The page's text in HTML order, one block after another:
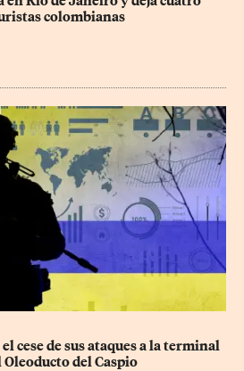
colombianas
cese de sus ataques a la terminal
del Caspio